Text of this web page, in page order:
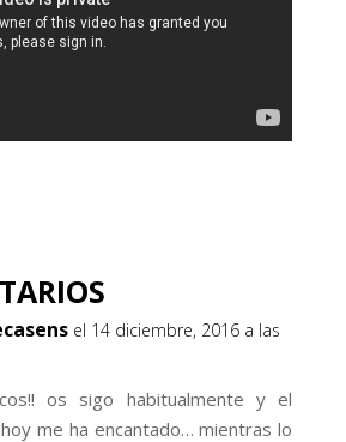
el 14 diciembre, 2016 a las
os sigo habitualmente y el
me ha encantado… mientras lo